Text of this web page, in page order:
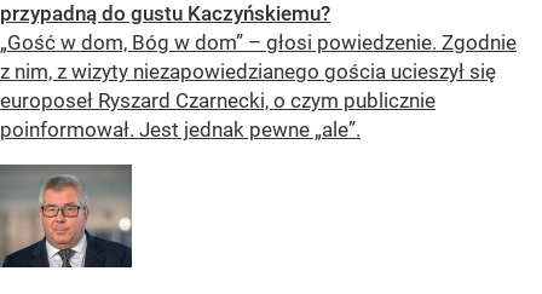
przypadną do gustu Kaczyńskiemu?
„Gość w dom, Bóg w dom” – głosi powiedzenie. Zgodnie
z nim, z wizyty niezapowiedzianego gościa ucieszył się
europoseł Ryszard Czarnecki, o czym publicznie
poinformował. Jest jednak pewne „ale”.